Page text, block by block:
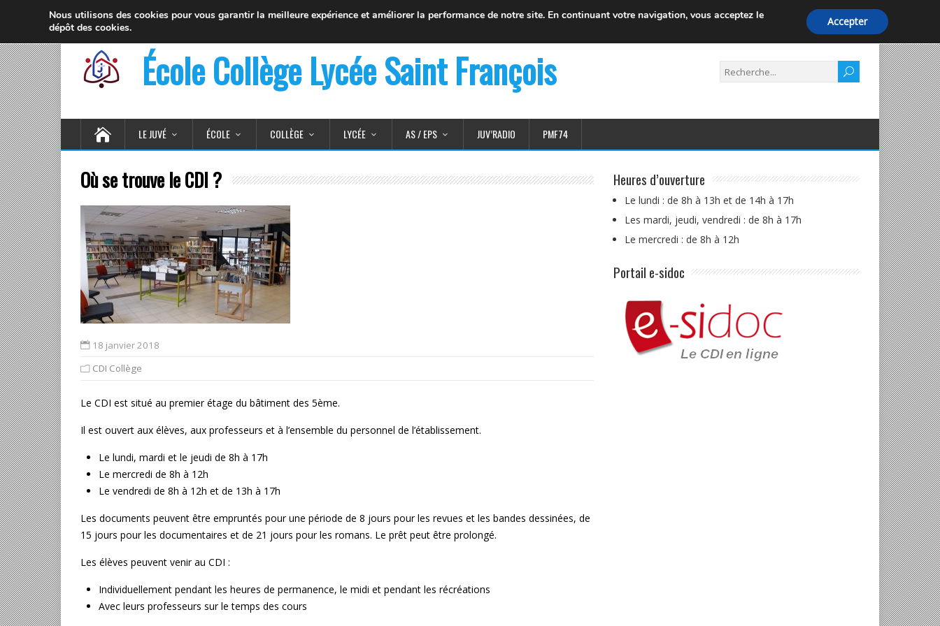
19 rue Fernand David 74100 Ville la Grand info@juvenat.com +33 4 50 37 76 01
École Collège Lycée Saint François
LE JUVÉ ÉCOLE COLLÈGE LYCÉE AS / EPS JUV’RADIO PMF74
Où se trouve le CDI ?
18 janvier 2018
CDI Collège
Le CDI est situé au premier étage du bâtiment des 5ème.
Il est ouvert aux élèves, aux professeurs et à l’ensemble du personnel de l’établissement.
Le lundi, mardi et le jeudi de 8h à 17h
Le mercredi de 8h à 12h
Le vendredi de 8h à 12h et de 13h à 17h
Les documents peuvent être empruntés pour une période de 8 jours pour les revues et les bandes dessinées, de
15 jours pour les documentaires et de 21 jours pour les romans. Le prêt peut être prolongé.
Les élèves peuvent venir au CDI :
Individuellement pendant les heures de permanence, le midi et pendant les récréations
Avec leurs professeurs sur le temps des cours
Heures d’ouverture
Le lundi : de 8h à 13h et de 14h à 17h
Les mardi, jeudi, vendredi : de 8h à 17h
Le mercredi : de 8h à 12h
Portail e-sidoc
Nous utilisons des cookies pour vous garantir la meilleure expérience et améliorer la performance de notre site. En continuant votre navigation, vous acceptez le
dépôt des cookies.
Accepter